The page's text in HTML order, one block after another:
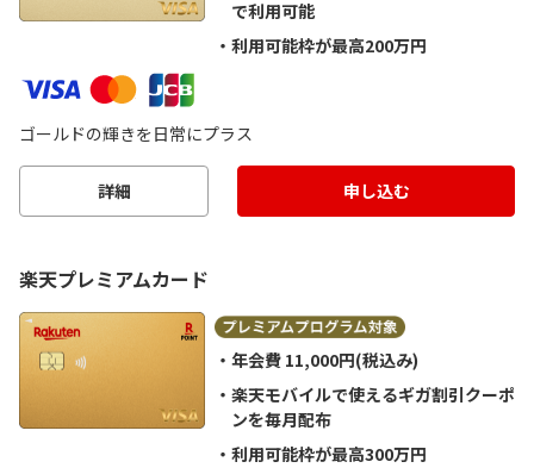
で利用可能
利用可能枠が最高200万円
ゴールドの輝きを日常にプラス
詳細 申し込む
楽天プレミアムカード
年会費 11,000円(税込み)
楽天モバイルで使えるギガ割引クーポ
ンを毎月配布
利用可能枠が最高300万円